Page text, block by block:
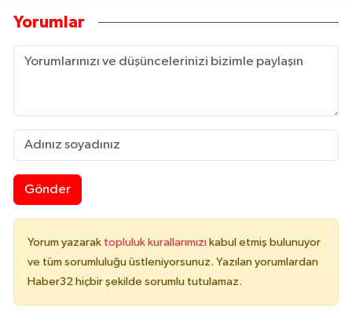
Yorumlar
Gönder
Yorum yazarak topluluk kurallarımızı kabul etmiş bulunuyor
ve tüm sorumluluğu üstleniyorsunuz. Yazılan yorumlardan
Haber32 hiçbir şekilde sorumlu tutulamaz.